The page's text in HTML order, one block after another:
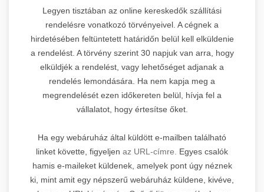
Legyen tisztában az online kereskedők szállítási
rendelésre vonatkozó törvényeivel. A cégnek a
hirdetésében feltüntetett határidőn belül kell elküldenie
a rendelést. A törvény szerint 30 napjuk van arra, hogy
elküldjék a rendelést, vagy lehetőséget adjanak a
rendelés lemondására. Ha nem kapja meg a
megrendelését ezen időkereten belül, hívja fel a
vállalatot, hogy értesítse őket.
Ha egy webáruház által küldött e-mailben található
linket követte, figyeljen az URL-címre.
Egyes csalók
hamis e-maileket küldenek, amelyek pont úgy néznek
ki, mint amit egy népszerű webáruház küldene, kivéve,